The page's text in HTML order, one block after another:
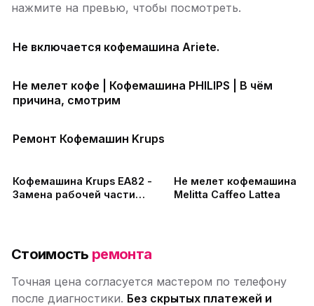
нажмите на превью, чтобы посмотреть.
Не включается кофемашина Ariete.
Не мелет кофе | Кофемашина PHILIPS | В чём
причина, смотрим
Ремонт Кофемашин Krups
Кофемашина Krups EA82 -
Замена рабочей части
Не мелет кофемашина
Melitta Caffeo Lattea
Стоимость ремонта
Точная цена согласуется мастером по телефону
после диагностики. Без скрытых платежей и